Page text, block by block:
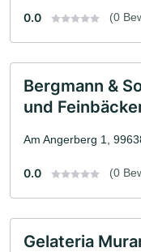
0.0 (0
Bergmann &
und
Am Angerberg 1,
0.0 (0
Gelateria